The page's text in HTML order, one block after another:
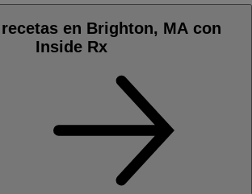
en Brighton, MA con
Inside Rx